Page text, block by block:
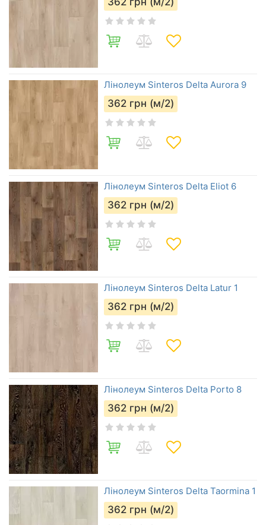
Лінолеум Sinteros Delta Aurora 9
362 грн (м/2)
Лінолеум Sinteros Delta Eliot 6
362 грн (м/2)
Лінолеум Sinteros Delta Latur 1
362 грн (м/2)
Лінолеум Sinteros Delta Porto 8
362 грн (м/2)
Лінолеум Sinteros Delta Taormina 1
362 грн (м/2)